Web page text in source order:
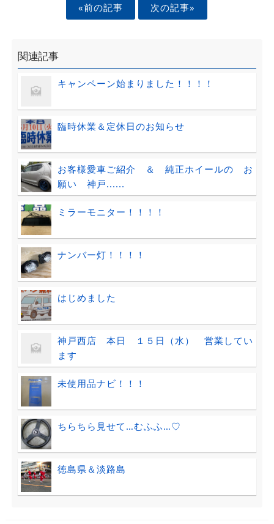
«前の記事 次の記事»
関連記事
キャンペーン始まりました！！！！
臨時休業＆定休日のお知らせ
お客様愛車ご紹介 ＆ 純正ホイールの お
願い 神戸......
ミラーモニター！！！！
ナンバー灯！！！！
はじめました
神戸西店 本日 １５日（水） 営業してい
ます
未使用品ナビ！！！
ちらちら見せて…むふふ…♡
徳島県＆淡路島